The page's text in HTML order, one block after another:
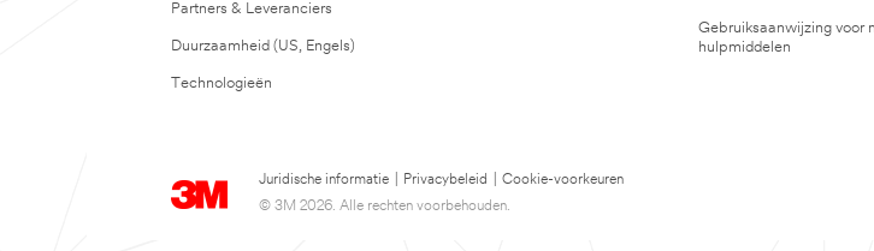
Partners & Leveranciers
Duurzaamheid (US, Engels)
Technologieën
Gebruiksaanwijzing voor
hulpmiddelen
Juridische informatie Privacybeleid
Cookie-voorkeuren
© 3M 2026. Alle rechten voorbehouden.